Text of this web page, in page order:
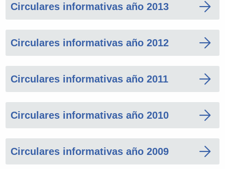
Circulares informativas año 2013
Circulares informativas año 2012
Circulares informativas año 2011
Circulares informativas año 2010
Circulares informativas año 2009